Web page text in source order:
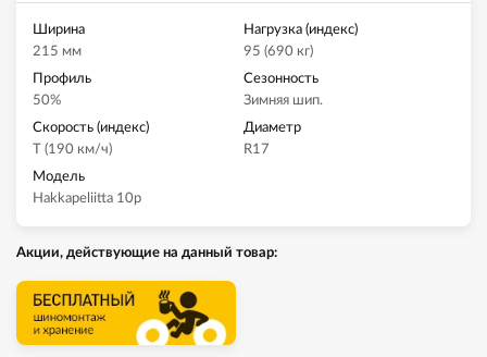
Ширина
215 мм
Нагрузка (индекс)
95 (690 кг)
Профиль
50%
Сезонность
Зимняя шип.
Скорость (индекс)
T (190 км/ч)
Диаметр
R17
Модель
Hakkapeliitta 10p
Акции, действующие на данный товар: